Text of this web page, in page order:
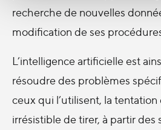
recherche de nouvelles
modification de ses
L’intelligence artificielle est
résoudre des problèmes
ceux qui l’utilisent, la
irrésistible de tirer, à partir